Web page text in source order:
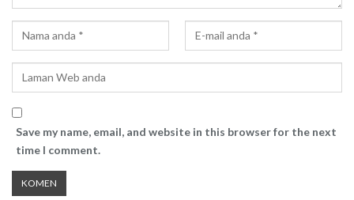
Save my name, email, and website in this browser for the next
time I comment.